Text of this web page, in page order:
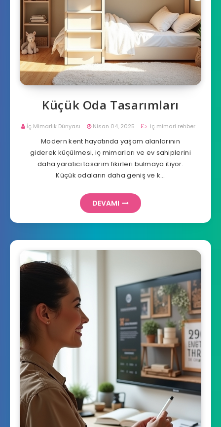
Küçük Oda Tasarımları
İç Mimarlık Dünyası Nisan 04, 2025 iç mimari rehber
Modern kent hayatında yaşam alanlarının
giderek küçülmesi, iç mimarları ve ev sahiplerini
daha yaratıcı tasarım fikirleri bulmaya itiyor.
Küçük odaların daha geniş ve k…
DEVAMI